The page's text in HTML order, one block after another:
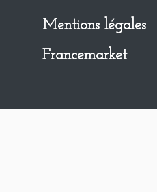
Mentions légales
Francemarket